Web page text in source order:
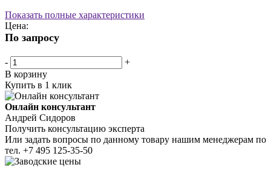
Показать полные характеристики
Цена:
По запросу
-
+
В корзину
Купить в 1 клик
Онлайн консультант
Андрей Сидоров
Получить консультацию эксперта
Или задать вопросы по данному товару нашим менеджерам по
тел. +7 495 125-35-50